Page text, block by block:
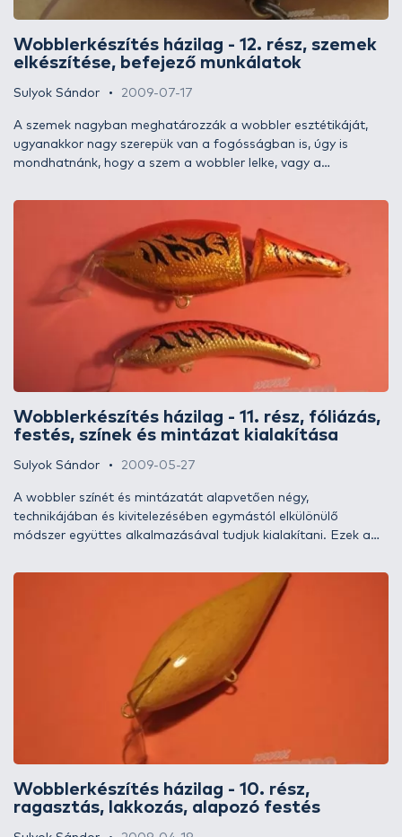
Wobblerkészítés házilag - 12. rész, szemek
elkészítése, befejező munkálatok
Sulyok Sándor 2009-07-17
A szemek nagyban meghatározzák a wobbler esztétikáját,
ugyanakkor nagy szerepük van a fogósságban is, úgy is
mondhatnánk, hogy a szem a wobbler lelke, vagy a
kihangsúlyozott szem igen feltűnő és vonzó lehet horgász,
ragadozóhal számára egyaránt.
Wobblerkészítés házilag - 11. rész, fóliázás,
festés, színek és mintázat kialakítása
Sulyok Sándor 2009-05-27
A wobbler színét és mintázatát alapvetően négy,
technikájában és kivitelezésében egymástól elkülönülő
módszer együttes alkalmazásával tudjuk kialakítani. Ezek a
pingálás. Ezeken kívül természetesen léteznek más módszerek
is, de ezekre most nem térnék ki, az említett technikák
együttes (de akár külön - külön való) alkalmazása teljes értékű
festést és tökéletes minőséget ad.
Wobblerkészítés házilag - 10. rész,
ragasztás, lakkozás, alapozó festés